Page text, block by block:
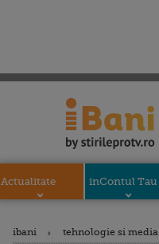
Actualitate inContul Tau
ibani tehnologie si media